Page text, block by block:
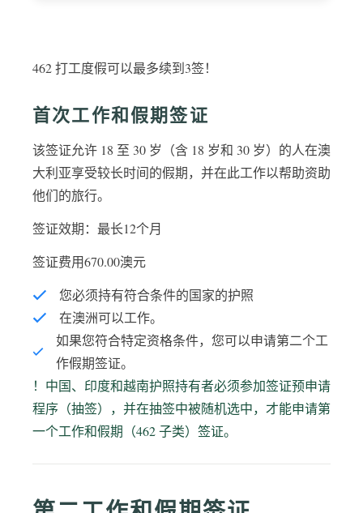
462 打工度假可以最多续到3签！
首次工作和假期签证
该签证允许 18 至 30 岁（含 18 岁和 30 岁）的人在澳
大利亚享受较长时间的假期，并在此工作以帮助资助
他们的旅行。
签证效期：最长12个月
签证费用670.00澳元
您必须持有符合条件的国家的护照
在澳洲可以工作。
如果您符合特定资格条件，您可以申请第二个工
作假期签证。
！中国、印度和越南护照持有者必须参加签证预申请
程序（抽签），并在抽签中被随机选中，才能申请第
一个工作和假期（462 子类）签证。